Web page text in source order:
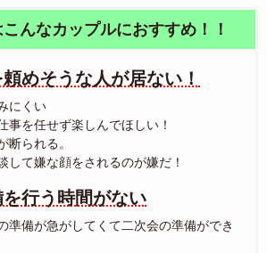
んなカップルにおすすめ！！
めそうな人が居ない！
にくい
を任せず楽しんでほしい！
られる。
て嫌な顔をされるのが嫌だ！
行う時間がない
備が急がしてくて二次会の準備ができ